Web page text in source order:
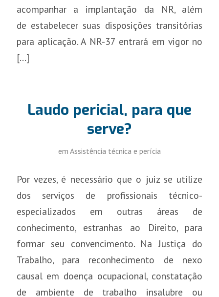
acompanhar a implantação da NR, além
de estabelecer suas disposições transitórias
para aplicação. A NR-37 entrará em vigor no
[…]
Laudo pericial, para que
serve?
em Assistência técnica e perícia
Por vezes, é necessário que o juiz se utilize
dos serviços de profissionais técnico-
especializados em outras áreas de
conhecimento, estranhas ao Direito, para
formar seu convencimento. Na Justiça do
Trabalho, para reconhecimento de nexo
causal em doença ocupacional, constatação
de ambiente de trabalho insalubre ou